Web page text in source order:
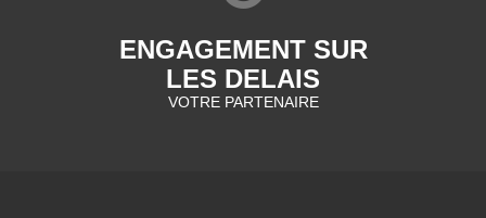
ENGAGEMENT SUR
LES DELAIS
VOTRE PARTENAIRE